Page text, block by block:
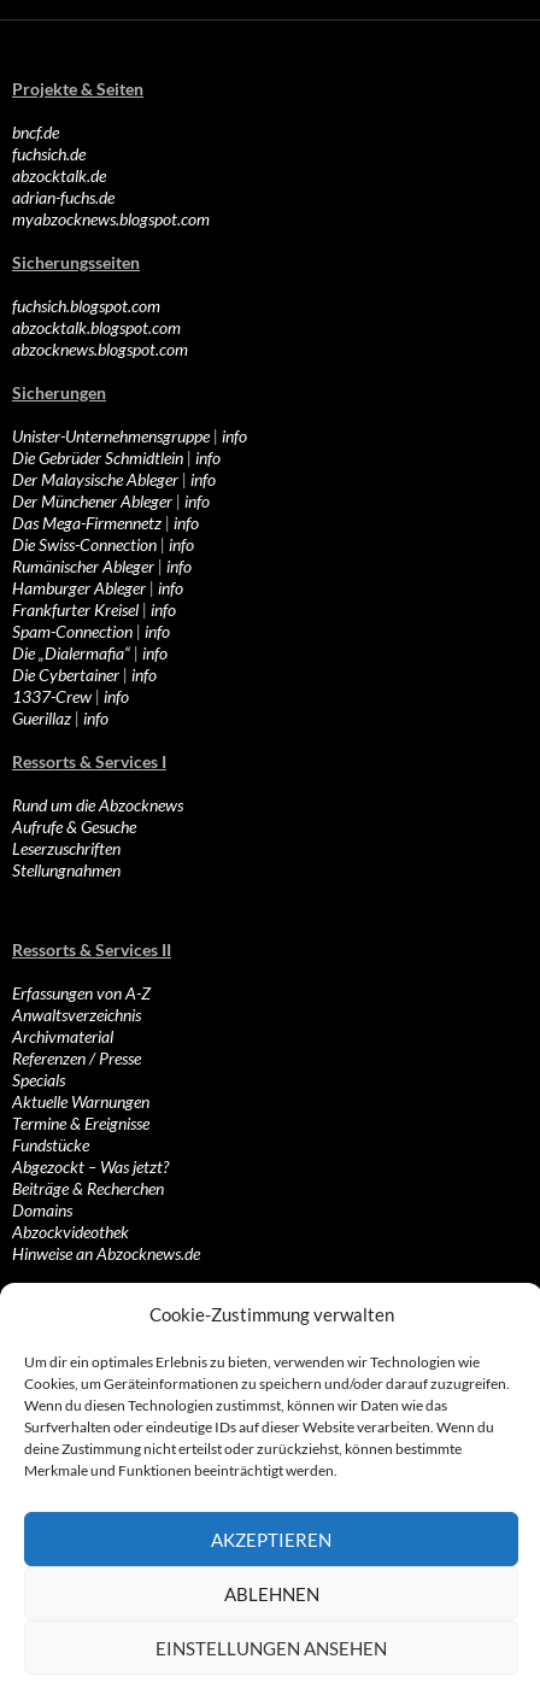
Cookie-Zustimmung verwalten
Um dir ein optimales Erlebnis zu bieten, verwenden wir Technologien wie
Cookies, um Geräteinformationen zu speichern und/oder darauf zuzugreifen.
Wenn du diesen Technologien zustimmst, können wir Daten wie das
Surfverhalten oder eindeutige IDs auf dieser Website verarbeiten. Wenn du
deine Zustimmung nicht erteilst oder zurückziehst, können bestimmte
Merkmale und Funktionen beeinträchtigt werden.
AKZEPTIEREN
ABLEHNEN
EINSTELLUNGEN ANSEHEN
Projekte & Seiten
bncf.de
fuchsich.de
abzocktalk.de
adrian-fuchs.de
myabzocknews.blogspot.com
Sicherungsseiten
fuchsich.blogspot.com
abzocktalk.blogspot.com
abzocknews.blogspot.com
Sicherungen
Unister-Unternehmensgruppe| info
Die Gebrüder Schmidtlein | info
Der Malaysische Ableger | info
Der Münchener Ableger | info
Das Mega-Firmennetz | info
Die Swiss-Connection | info
Rumänischer Ableger | info
Hamburger Ableger | info
Frankfurter Kreisel | info
Spam-Connection | info
Die „Dialermafia“ | info
Die Cybertainer | info
1337-Crew | info
Guerillaz | info
Ressorts & Services I
Rund um die Abzocknews
Aufrufe & Gesuche
Leserzuschriften
Stellungnahmen
Ressorts & Services II
Erfassungen von A-Z
Anwaltsverzeichnis
Archivmaterial
Referenzen / Presse
Specials
Aktuelle Warnungen
Termine & Ereignisse
Fundstücke
Abgezockt – Was jetzt?
Beiträge & Recherchen
Domains
Abzockvideothek
Hinweise an Abzocknews.de
Staatsanwaltschaften
Prominente und sonstige Bekanntheiten
Konzerne, Dienste, Unternehmen und Institutionen
Staatsmänner, Politiker, Diktatoren und sonstige…
Sonstige Erfassungen
Eurowebtainment
Sonstige Personalien von A-Z